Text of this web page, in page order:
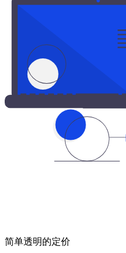
简单透明的定价